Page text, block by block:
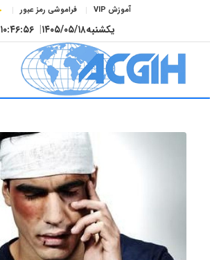
آموزش VIP فراموشی رمز عبور
یکشنبه۱۴۰۵/۰۵/۱۸| ۱۰:۴۶:۵۶